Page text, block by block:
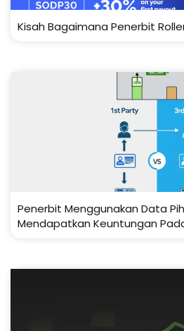
Kisah Bagaimana Penerbit
Penerbit Menggunakan Data
Mendapatkan Keuntungan